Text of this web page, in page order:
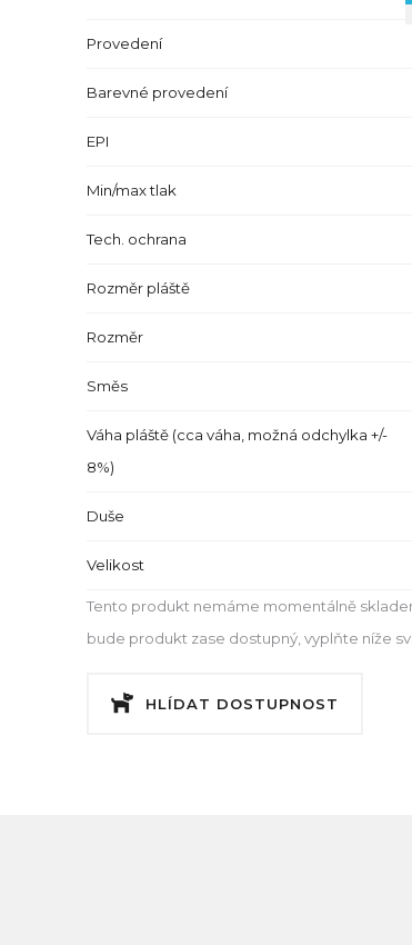
Provedení
Barevné provedení
EPI
Min/max tlak
Tech. ochrana
Rozměr pláště
Rozměr
Směs
Váha pláště (cca váha, možná odchylka +/-
8%)
Duše
Velikost
Tento produkt nemáme momentálně
bude produkt zase dostupný, vyplňte níže
HLÍDAT DOSTUPNOST